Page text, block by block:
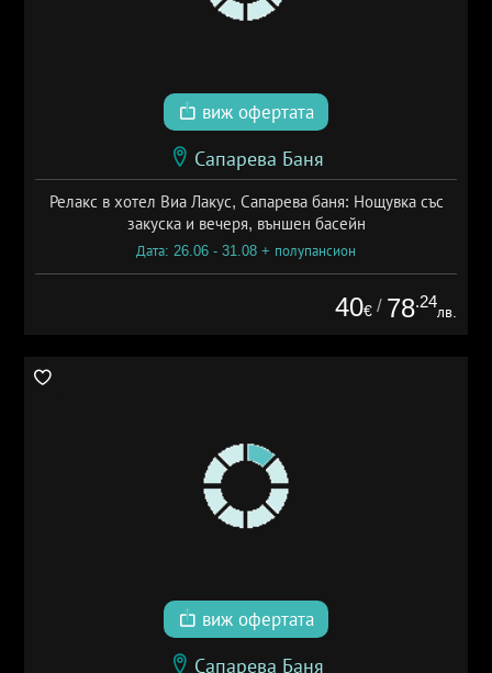
виж офертата
Сапарева Баня
Релакс в хотел Виа Лакус, Сапарева баня: Нощувка със
закуска и вечеря, външен басейн
Дата: 26.06 - 31.08 + полупансион
40€ / 78.24
лв.
виж офертата
Сапарева Баня